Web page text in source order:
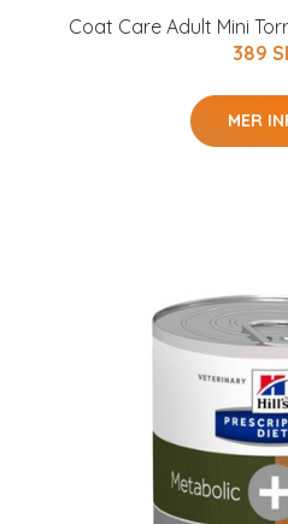
Coat Care Adult Mini
389
MER